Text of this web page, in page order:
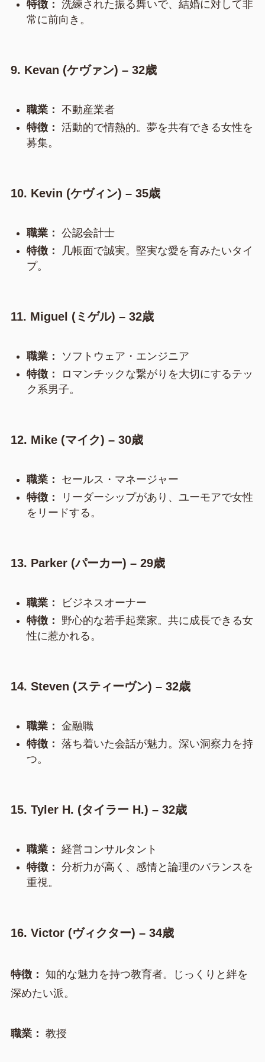
特徴： 洗練された振る舞いで、結婚に対して非
常に前向き。
9. Kevan (ケヴァン) – 32歳
職業： 不動産業者
特徴： 活動的で情熱的。夢を共有できる女性を
募集。
10. Kevin (ケヴィン) – 35歳
職業： 公認会計士
特徴：
几帳面で誠実。堅実な愛を育みたいタイ
プ。
11. Miguel (ミゲル) – 32歳
職業：
ソフトウェア・エンジニア
特徴：
ロマンチックな繋がりを大切にするテッ
ク系男子。
12. Mike (マイク) – 30歳
職業：
セールス・マネージャー
特徴：
リーダーシップがあり、ユーモアで女性
をリードする。
13. Parker (パーカー) – 29歳
職業：
ビジネスオーナー
特徴：
野心的な若手起業家。共に成長できる女
性に惹かれる。
14. Steven (スティーヴン) – 32歳
職業： 金融職
特徴： 落ち着いた会話が魅力。深い洞察力を持
つ。
15. Tyler H. (タイラー H.) – 32歳
職業： 経営コンサルタント
特徴： 分析力が高く、感情と論理のバランスを
重視。
16. Victor (ヴィクター) – 34歳
特徴： 知的な魅力を持つ教育者。じっくりと絆を
深めたい派。
職業： 教授